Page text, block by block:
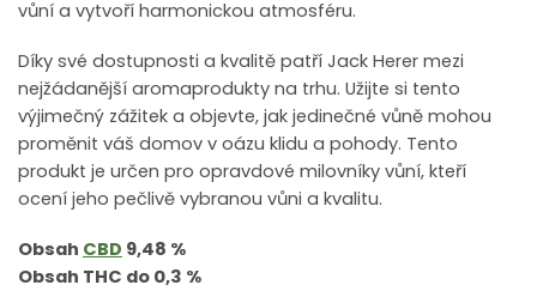
vůní a vytvoří harmonickou atmosféru.
Díky své dostupnosti a kvalitě patří Jack Herer mezi
nejžádanější aromaprodukty na trhu. Užijte si tento
výjimečný zážitek a objevte, jak jedinečné vůně mohou
proměnit váš domov v oázu klidu a pohody. Tento
produkt je určen pro opravdové milovníky vůní, kteří
ocení jeho pečlivě vybranou vůni a kvalitu.
Obsah CBD 9,48 %
Obsah THC do 0,3 %